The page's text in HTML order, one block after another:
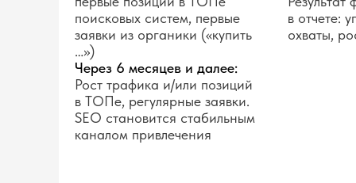
поисковых систем, первые
заявки из органики («купить
…»)
Через 6 месяцев и далее:
Рост трафика и/или позиций
в ТОПе, регулярные заявки.
SEO становится стабильным
каналом привлечения
в отчете:
охваты,